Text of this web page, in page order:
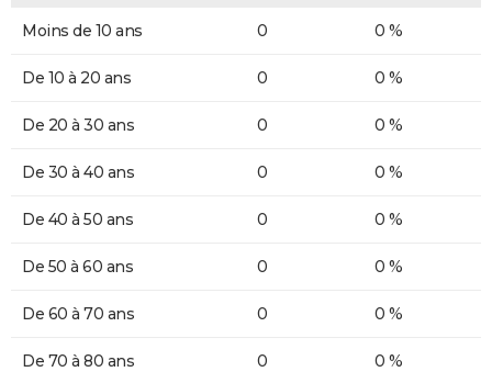
Moins de 10 ans 0 0 %
De 10 à 20 ans 0 0 %
De 20 à 30 ans 0 0 %
De 30 à 40 ans 0 0 %
De 40 à 50 ans 0 0 %
De 50 à 60 ans 0 0 %
De 60 à 70 ans 0 0 %
De 70 à 80 ans 0 0 %